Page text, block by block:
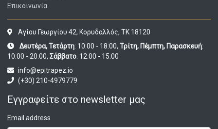
Επικοινωνία
Αγίου Γεωργίου 42, Κορυδαλλός, ΤΚ 18120
Δευτέρα, Τετάρτη: 10:00 - 18:00, Τρίτη, Πέμπτη, Παρασκευή:
10:00 - 20:00, Σάββατο: 12:00 - 15:00
info@epitrapez.io
(+30) 210-4979779
Εγγραφείτε στο newsletter μας
Email address